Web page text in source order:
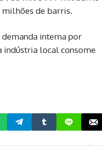
milhões de barris.
interna por
indústria local consome